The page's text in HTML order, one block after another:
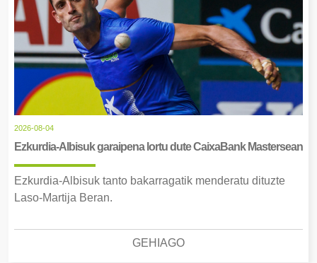
2026-08-04
Ezkurdia-Albisuk garaipena lortu dute CaixaBank Mastersean
Ezkurdia-Albisuk tanto bakarragatik menderatu dituzte
Laso-Martija Beran.
GEHIAGO